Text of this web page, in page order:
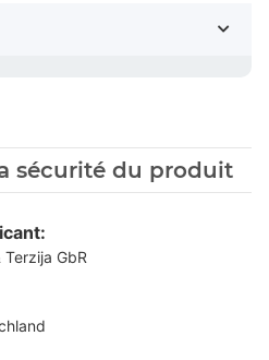
sécurité du produit
GbR